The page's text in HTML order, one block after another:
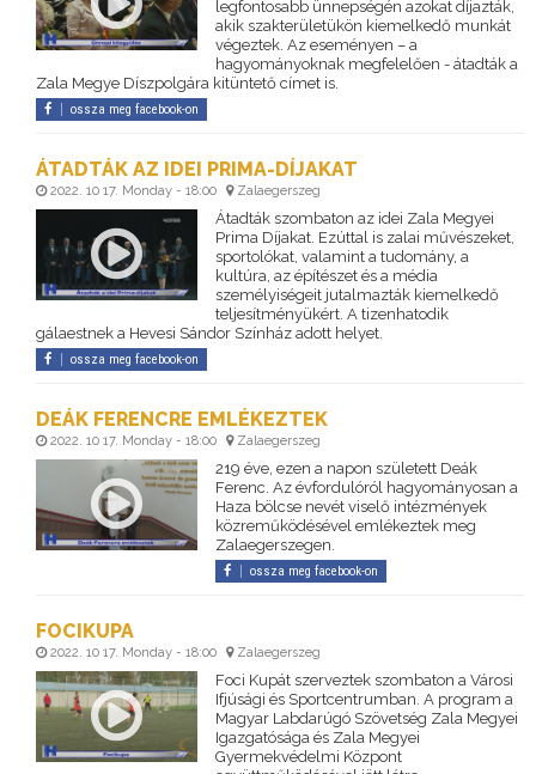
legfontosabb ünnepségén azokat díjazták,
akik szakterületükön kiemelkedő munkát
végeztek. Az eseményen – a
hagyományoknak megfelelően - átadták a
Zala Megye Díszpolgára kitüntető címet is.
ossza meg facebook-on
ÁTADTÁK AZ IDEI PRIMA-DÍJAKAT
2022. 10 17. Monday - 18:00 Zalaegerszeg
Átadták szombaton az idei Zala Megyei
Prima Díjakat. Ezúttal is zalai művészeket,
sportolókat, valamint a tudomány, a
kultúra, az építészet és a média
személyiségeit jutalmazták kiemelkedő
teljesítményükért. A tizenhatodik
gálaestnek a Hevesi Sándor Színház adott helyet.
ossza meg facebook-on
DEÁK FERENCRE EMLÉKEZTEK
2022. 10 17. Monday - 18:00 Zalaegerszeg
219 éve, ezen a napon született Deák
Ferenc. Az évfordulóról hagyományosan a
Haza bölcse nevét viselő intézmények
közreműködésével emlékeztek meg
Zalaegerszegen.
ossza meg facebook-on
FOCIKUPA
2022. 10 17. Monday - 18:00 Zalaegerszeg
Foci Kupát szerveztek szombaton a Városi
Ifjúsági és Sportcentrumban. A program a
Magyar Labdarúgó Szövetség Zala Megyei
Igazgatósága és Zala Megyei
Gyermekvédelmi Központ